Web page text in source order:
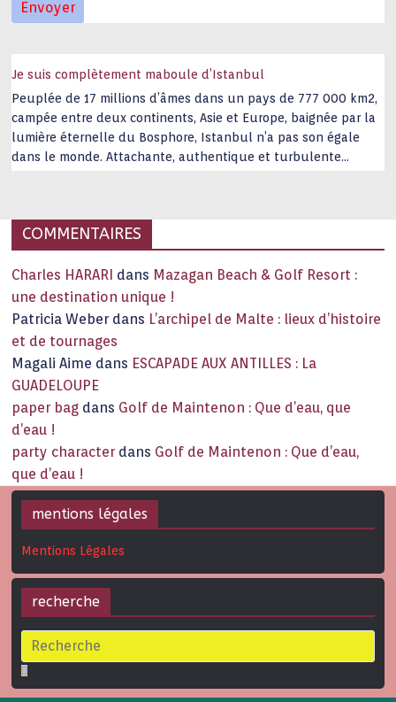
Je suis complètement maboule d’Istanbul
Peuplée de 17 millions d’âmes dans un pays de 777 000 km2,
campée entre deux continents, Asie et Europe, baignée par la
lumière éternelle du Bosphore, Istanbul n’a pas son égale
dans le monde. Attachante, authentique et turbulente
COMMENTAIRES
Charles HARARI dans Mazagan Beach & Golf Resort :
une destination unique !
Patricia Weber dans L’archipel de Malte : lieux d’histoire
et de tournages
Magali Aime dans ESCAPADE AUX ANTILLES : La
GUADELOUPE
paper bag dans Golf de Maintenon : Que d’eau, que
d’eau !
party character dans Golf de Maintenon : Que d’eau,
que d’eau !
mentions légales
Mentions Légales
recherche